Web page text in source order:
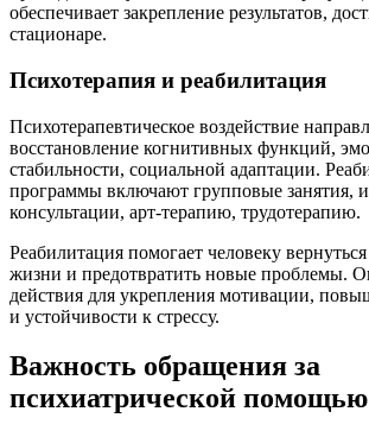
обеспечивает закрепление результатов,
стационаре.
Психотерапия и реабилитация
Психотерапевтическое воздействие
восстановление когнитивных функций,
стабильности, социальной адаптации.
программы включают групповые занятия,
консультации, арт-терапию, трудотерапию.
Реабилитация помогает человеку
жизни и предотвратить новые проблемы.
действия для укрепления мотивации,
и устойчивости к стрессу.
Важность обращения за
психиатрической помощью